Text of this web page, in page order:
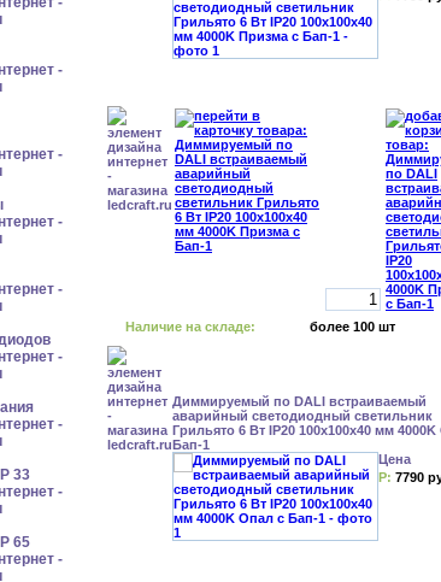
33
65
Наличие на складе: более 100 шт
Диммируемый по DALI встраиваемый
аварийный светодиодный светильник
Грильято 6 Вт IP20 100x100x40 мм
Бап-1
Цена
Р: 7790